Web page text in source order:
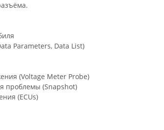
Parameters, Data List)
(Voltage Meter Probe)
проблемы (Snapshot)
(ECUs)